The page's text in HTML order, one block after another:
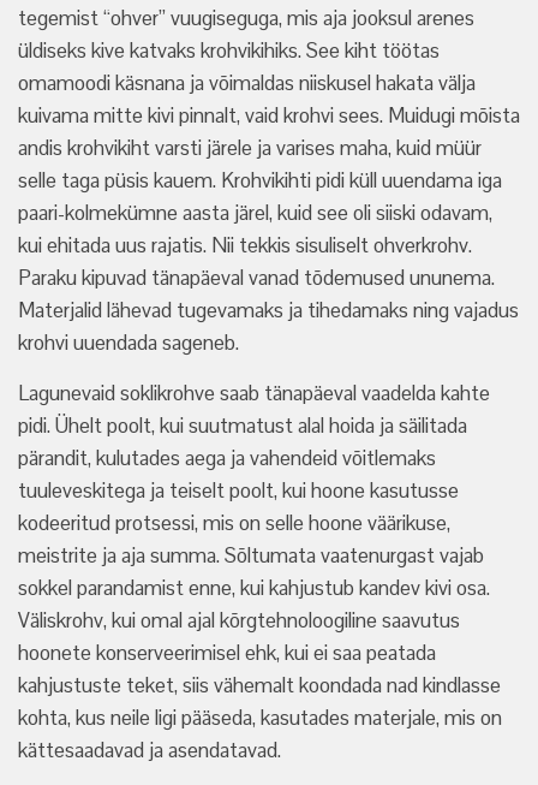
tegemist “ohver” vuugiseguga, mis aja jooksul arenes
üldiseks kive katvaks krohvikihiks. See kiht töötas
omamoodi käsnana ja võimaldas niiskusel hakata välja
kuivama mitte kivi pinnalt, vaid krohvi sees. Muidugi mõista
andis krohvikiht varsti järele ja varises maha, kuid müür
selle taga püsis kauem. Krohvikihti pidi küll uuendama iga
paari-kolmekümne aasta järel, kuid see oli siiski odavam,
kui ehitada uus rajatis. Nii tekkis sisuliselt ohverkrohv.
Paraku kipuvad tänapäeval vanad tõdemused ununema.
Materjalid lähevad tugevamaks ja tihedamaks ning vajadus
krohvi uuendada sageneb.
Lagunevaid soklikrohve saab tänapäeval vaadelda kahte
pidi. Ühelt poolt, kui suutmatust alal hoida ja säilitada
pärandit, kulutades aega ja vahendeid võitlemaks
tuuleveskitega ja teiselt poolt, kui hoone kasutusse
kodeeritud protsessi, mis on selle hoone väärikuse,
meistrite ja aja summa. Sõltumata vaatenurgast vajab
sokkel parandamist enne, kui kahjustub kandev kivi osa.
Väliskrohv, kui omal ajal kõrgtehnoloogiline saavutus
hoonete konserveerimisel ehk, kui ei saa peatada
kahjustuste teket, siis vähemalt koondada nad kindlasse
kohta, kus neile ligi pääseda, kasutades materjale, mis on
kättesaadavad ja asendatavad.